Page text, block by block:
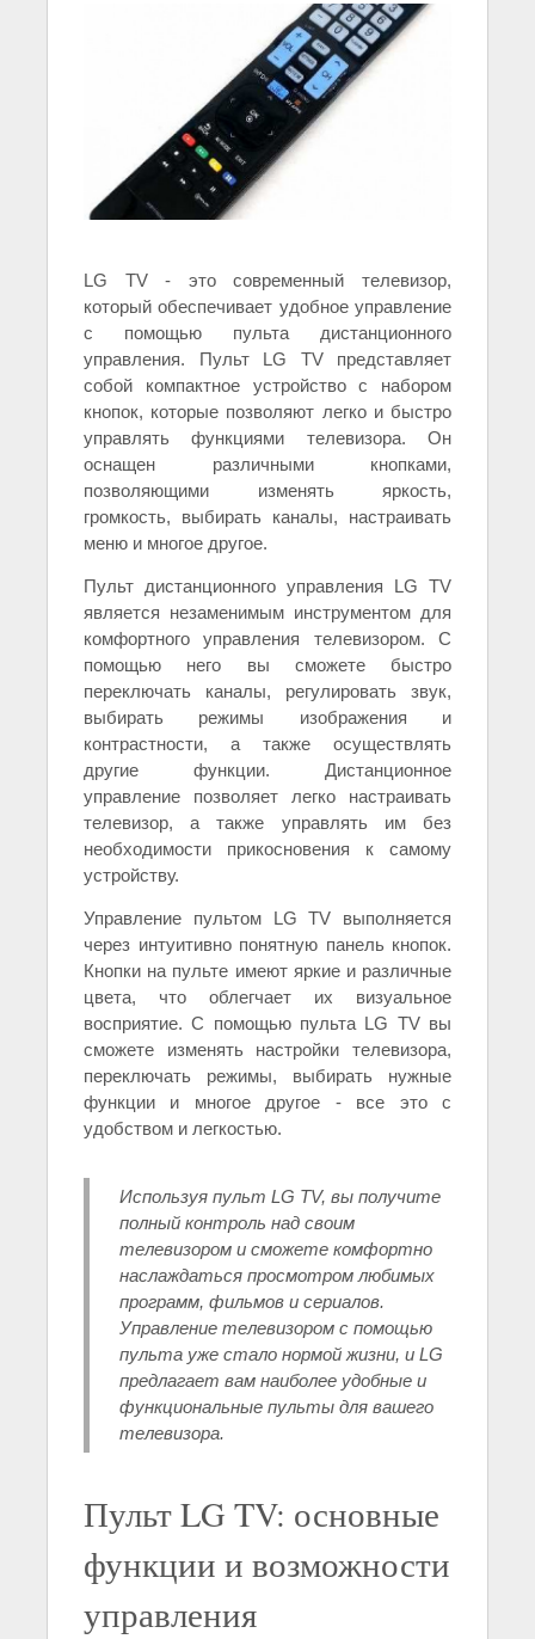
LG TV - это современный телевизор,
который обеспечивает удобное управление
с помощью пульта дистанционного
управления. Пульт LG TV представляет
собой компактное устройство с набором
кнопок, которые позволяют легко и быстро
управлять функциями телевизора. Он
оснащен различными кнопками,
позволяющими изменять яркость,
громкость, выбирать каналы, настраивать
меню и многое другое.
Пульт дистанционного управления LG TV
является незаменимым инструментом для
комфортного управления телевизором. С
помощью него вы сможете быстро
переключать каналы, регулировать звук,
выбирать режимы изображения и
контрастности, а также осуществлять
другие функции. Дистанционное
управление позволяет легко настраивать
телевизор, а также управлять им без
необходимости прикосновения к самому
устройству.
Управление пультом LG TV выполняется
через интуитивно понятную панель кнопок.
Кнопки на пульте имеют яркие и различные
цвета, что облегчает их визуальное
восприятие. С помощью пульта LG TV вы
сможете изменять настройки телевизора,
переключать режимы, выбирать нужные
функции и многое другое - все это с
удобством и легкостью.
Используя пульт LG TV, вы получите
полный контроль над своим
телевизором и сможете комфортно
наслаждаться просмотром любимых
программ, фильмов и сериалов.
Управление телевизором с помощью
пульта уже стало нормой жизни, и LG
предлагает вам наиболее удобные и
функциональные пульты для вашего
телевизора.
Пульт LG TV: основные
функции и возможности
управления